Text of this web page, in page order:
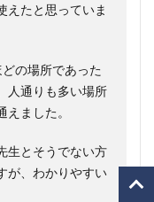
えたと思っていま
の場所であった
人通りも多い場所
ました。
生とそうでない方
が、わかりやすい